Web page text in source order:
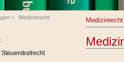
> Medizinrecht